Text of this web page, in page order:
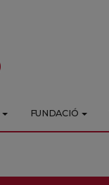
FUNDACIÓ